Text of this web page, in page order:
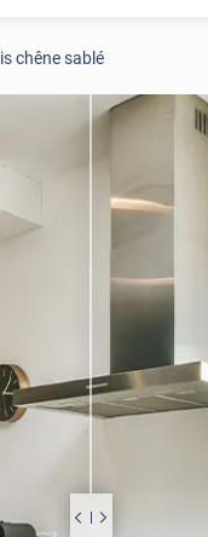
chêne sablé